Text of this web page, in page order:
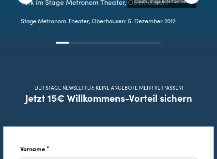
Credits: Stage Entertainment
Stage Metronom Theater, Oberhausen: 5. Dezember 2012
DER STAGE NEWSLETTER: KEINE ANGEBOTE MEHR VERPASSEN!
Jetzt 15€ Willkommens-Vorteil sichern
Vorname*